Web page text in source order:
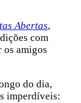
Abertas,
com
os amigos
do dia,
imperdíveis: